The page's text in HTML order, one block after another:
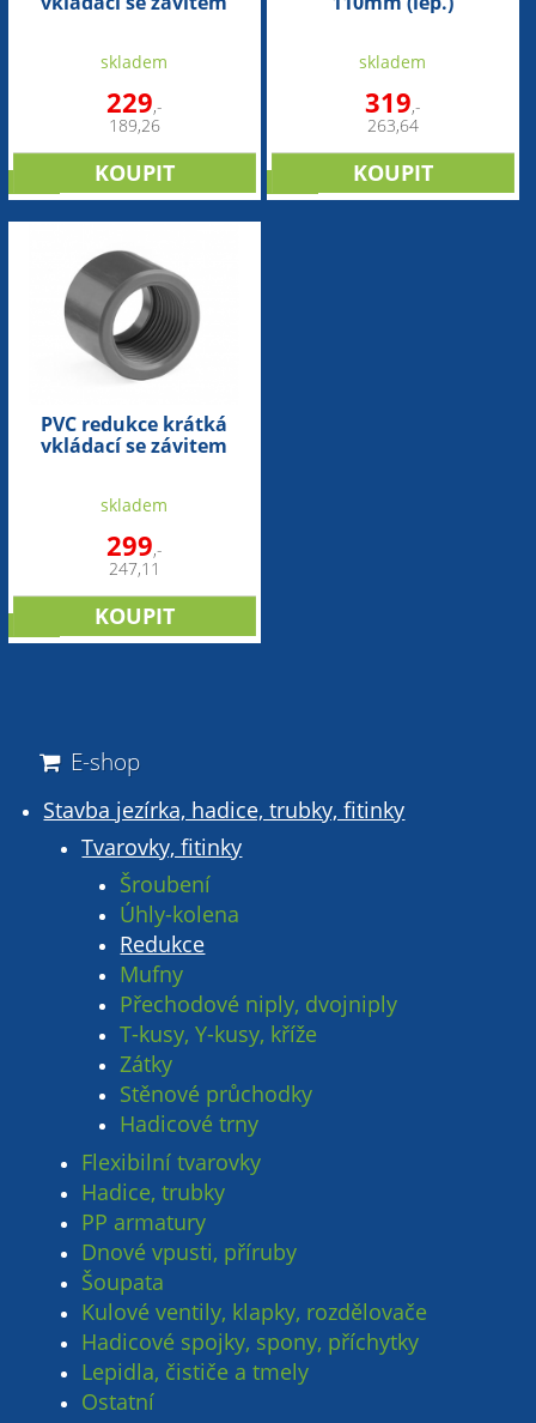
skladem
229,-
189,26
skladem
319,-
263,64
PVC redukce krátká
vkládací se závitem
skladem
299,-
247,11
E-shop
Stavba jezírka, hadice, trubky, fitinky
Tvarovky, fitinky
Šroubení
Úhly-kolena
Redukce
Mufny
Přechodové niply, dvojniply
T-kusy, Y-kusy, kříže
Zátky
Stěnové průchodky
Hadicové trny
Flexibilní tvarovky
Hadice, trubky
PP armatury
Dnové vpusti, příruby
Šoupata
Kulové ventily, klapky, rozdělovače
Hadicové spojky, spony, příchytky
Lepidla, čističe a tmely
Ostatní